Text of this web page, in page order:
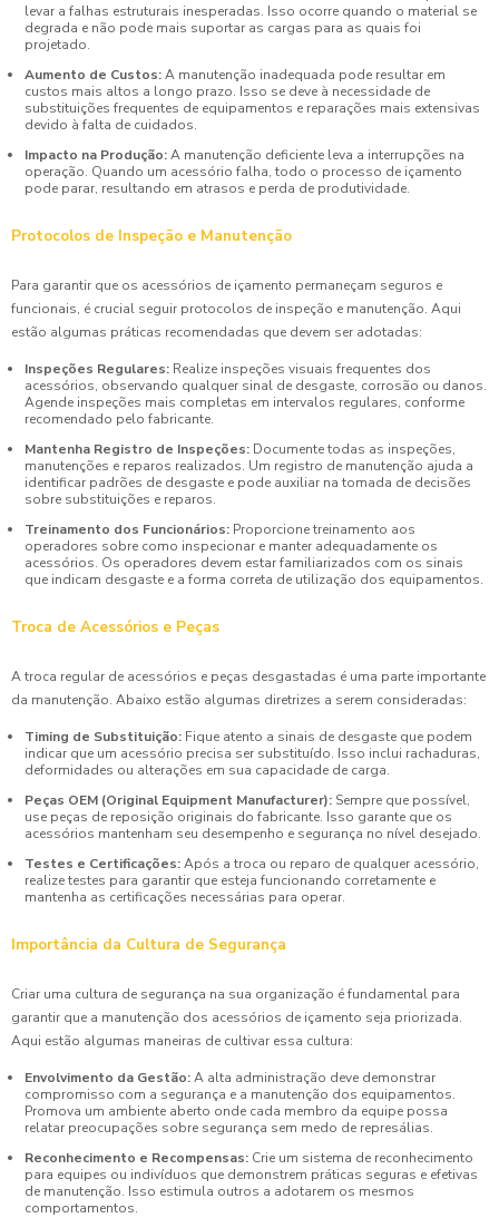
levar a falhas estruturais inesperadas. Isso ocorre quando o material se
degrada e não pode mais suportar as cargas para as quais foi
projetado.
Aumento de Custos:A manutenção inadequada pode resultar em
custos mais altos a longo prazo. Isso se deve à necessidade de
substituições frequentes de equipamentos e reparações mais extensivas
devido à falta de cuidados.
Impacto na Produção:A manutenção deficiente leva a interrupções na
operação. Quando um acessório falha, todo o processo de içamento
pode parar, resultando em atrasos e perda de produtividade.
Protocolos de Inspeção e Manutenção
Para garantir que os acessórios de içamento permaneçam seguros e
funcionais, é crucial seguir protocolos de inspeção e manutenção. Aqui
estão algumas práticas recomendadas que devem ser adotadas:
Inspeções Regulares: Realize inspeções visuais frequentes dos
acessórios, observando qualquer sinal de desgaste, corrosão ou danos.
Agende inspeções mais completas em intervalos regulares, conforme
recomendado pelo fabricante.
Mantenha Registro de Inspeções: Documente todas as inspeções,
manutenções e reparos realizados. Um registro de manutenção ajuda a
identificar padrões de desgaste e pode auxiliar na tomada de decisões
sobre substituições e reparos.
Treinamento dos Funcionários: Proporcione treinamento aos
operadores sobre como inspecionar e manter adequadamente os
acessórios. Os operadores devem estar familiarizados com os sinais
que indicam desgaste e a forma correta de utilização dos equipamentos.
Troca de Acessórios e Peças
A troca regular de acessórios e peças desgastadas é uma parte importante
da manutenção. Abaixo estão algumas diretrizes a serem consideradas:
Timing de Substituição: Fique atento a sinais de desgaste que podem
indicar que um acessório precisa ser substituído. Isso inclui rachaduras,
deformidades ou alterações em sua capacidade de carga.
Peças OEM (Original Equipment Manufacturer): Sempre que possível,
use peças de reposição originais do fabricante. Isso garante que os
acessórios mantenham seu desempenho e segurança no nível desejado.
Testes e Certificações:Após a troca ou reparo de qualquer acessório,
realize testes para garantir que esteja funcionando corretamente e
mantenha as certificações necessárias para operar.
Importância da Cultura de Segurança
Criar uma cultura de segurança na sua organização é fundamental para
garantir que a manutenção dos acessórios de içamento seja priorizada.
Aqui estão algumas maneiras de cultivar essa cultura:
Envolvimento da Gestão:A alta administração deve demonstrar
compromisso com a segurança e a manutenção dos equipamentos.
Promova um ambiente aberto onde cada membro da equipe possa
relatar preocupações sobre segurança sem medo de represálias.
Reconhecimento e Recompensas: Crie um sistema de reconhecimento
para equipes ou indivíduos que demonstrem práticas seguras e efetivas
de manutenção. Isso estimula outros a adotarem os mesmos
comportamentos.